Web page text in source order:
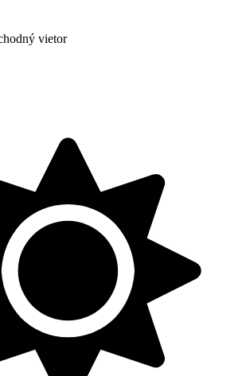
vietor